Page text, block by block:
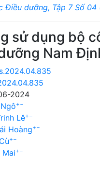
Điều dưỡng, Tập 7 Số 04
sử dụng bộ
Nam
2024
+−
Lê+−
Hoàng+−
+−
Mai+−